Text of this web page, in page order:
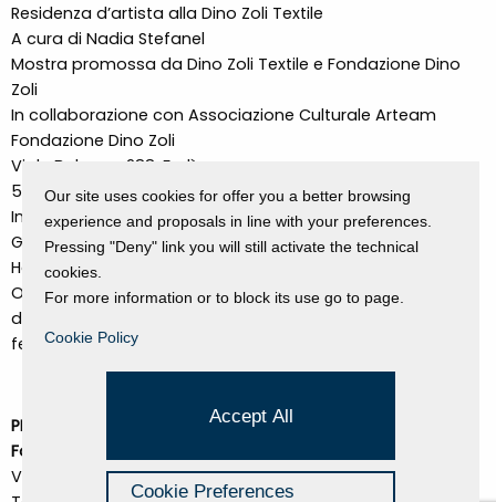
Residenza d’artista alla Dino Zoli Textile
A cura di Nadia Stefanel
Mostra promossa da Dino Zoli Textile e Fondazione Dino
Zoli
In collaborazione con Associazione Culturale Arteam
Fondazione Dino Zoli
Viale Bologna 288, Forlì
5 – 28 settembre 2019
Inaugurazione: giovedì 5 settembre, ore 18.30
Giovedì 26 settembre 2019, conversazione con Elena
Hamerski e Lucilla Satanassi (Remedia)
Orari: da martedì a giovedì ore 9.30-12.30, da venerdì a
domenica ore 9.30-12.30 e 16.30-19.30, chiuso lunedì e
festivi.
PER INFORMAZIONI:
Fondazione Dino Zoli
Viale Bologna 288, Forlì
Our site uses cookies for offer you a better browsing
experience and proposals in line with your preferences.
Pressing "Deny" link you will still activate the technical
cookies.
For more information or to block its use go to page.
Cookie Policy
Accept All
Cookie Preferences